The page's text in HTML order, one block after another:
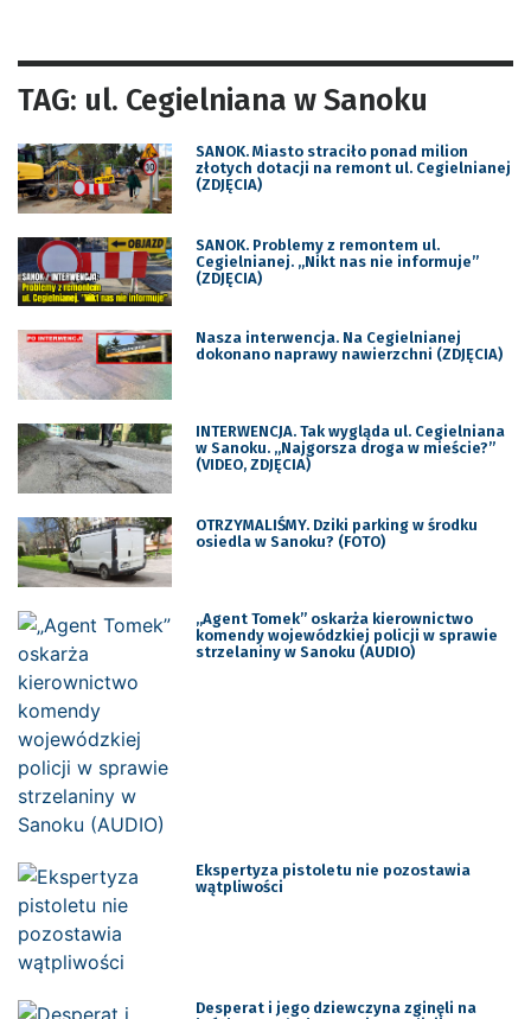
TAG: ul. Cegielniana w Sanoku
SANOK. Miasto straciło ponad milion
złotych dotacji na remont ul. Cegielnianej
(ZDJĘCIA)
SANOK. Problemy z remontem ul.
Cegielnianej. „Nikt nas nie informuje”
(ZDJĘCIA)
Nasza interwencja. Na Cegielnianej
dokonano naprawy nawierzchni (ZDJĘCIA)
INTERWENCJA. Tak wygląda ul. Cegielniana
w Sanoku. „Najgorsza droga w mieście?”
(VIDEO, ZDJĘCIA)
OTRZYMALIŚMY. Dziki parking w środku
osiedla w Sanoku? (FOTO)
„Agent Tomek” oskarża kierownictwo
komendy wojewódzkiej policji w sprawie
strzelaniny w Sanoku (AUDIO)
Ekspertyza pistoletu nie pozostawia
wątpliwości
Desperat i jego dziewczyna zginęli na